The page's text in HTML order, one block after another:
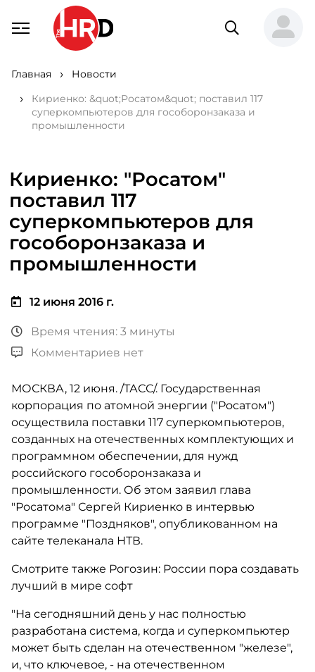
Главная
Новости
Кириенко: &quot;Росатом&quot; поставил 117
суперкомпьютеров для гособоронзаказа и
промышленности
Кириенко: "Росатом"
поставил 117
суперкомпьютеров для
гособоронзаказа и
промышленности
12 июня 2016 г.
Время чтения: 3 минуты
Комментариев нет
МОСКВА, 12 июня. /ТАСС/. Государственная
корпорация по атомной энергии ("Росатом")
осуществила поставки 117 суперкомпьютеров,
созданных на отечественных комплектующих и
программном обеспечении, для нужд
российского гособоронзаказа и
промышленности. Об этом заявил глава
"Росатома" Сергей Кириенко в интервью
программе "Поздняков", опубликованном на
сайте телеканала НТВ.
Смотрите также Рогозин: России пора создавать
лучший в мире софт
"На сегодняшний день у нас полностью
разработана система, когда и суперкомпьютер
может быть сделан на отечественном "железе",
и, что ключевое, - на отечественном